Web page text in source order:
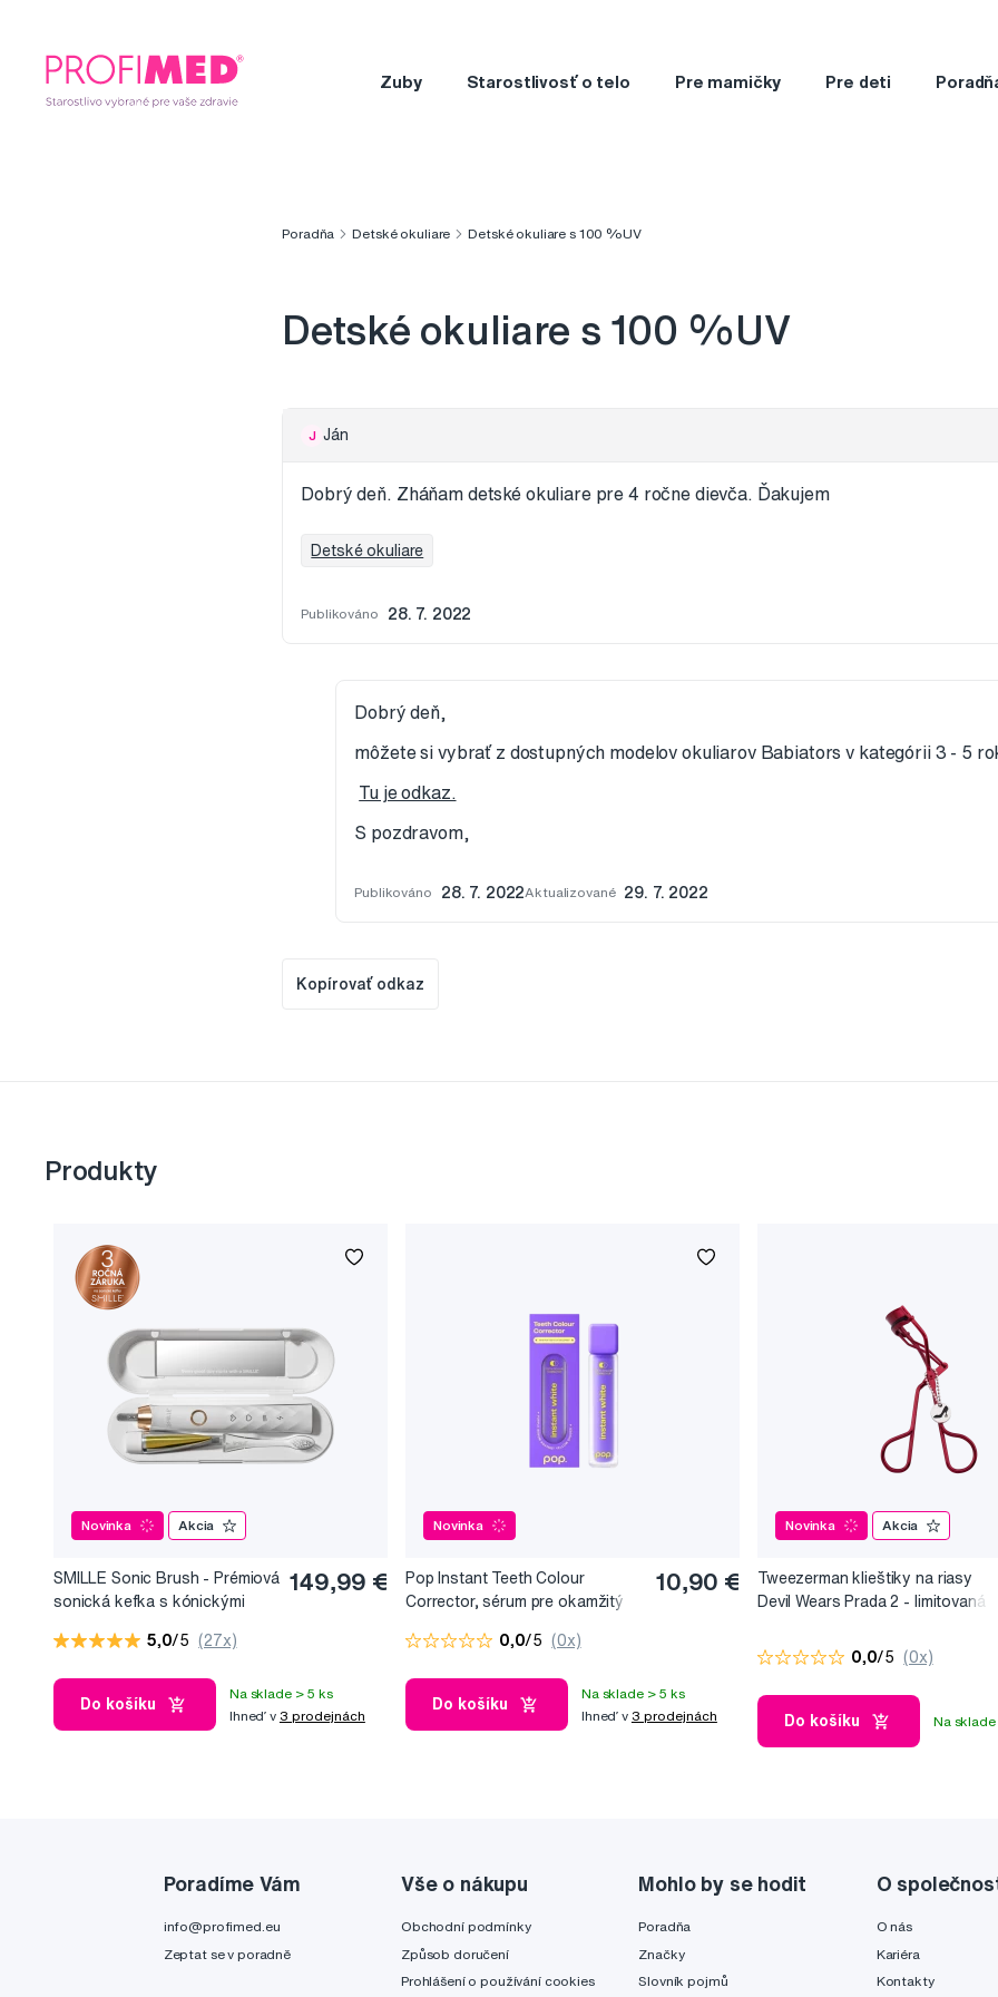
Zuby Starostlivosť o telo Pre mamičky Pre deti
Poradňa Detské okuliare Detské okuliare s 100 %UV
Detské okuliare s 100 %UV
J Ján
Dobrý deň. Zháňam detské okuliare pre 4 ročne dievča. Ďakujem
Detské okuliare
Publikováno 28. 7. 2022
Dobrý deň,
môžete si vybrať z dostupných modelov okuliarov Babiators v kategórii 3 - 5
Tu je odkaz.
S pozdravom,
Publikováno 28. 7. 2022Aktualizované 29. 7. 2022
Kopírovať odkaz
Produkty
Novinka Akcia
SMILLE Sonic Brush - Prémiová
sonická kefka s kónickými
149,99 €
5,0/5 (27x)
Do košíku
Na sklade > 5 ks
Ihneď v 3 prodejnách
Novinka
Pop Instant Teeth Colour
Corrector, sérum pre okamžitý
10,90 €
0,0/5 (0x)
Do košíku
Na sklade > 5 ks
Ihneď v 3 prodejnách
Novinka Akcia
Tweezerman klieštiky na riasy
Devil Wears Prada 2 - limitovaná
0,0/5 (0x)
Do košíku Na
Poradíme Vám
info@profimed.eu
Zeptat se v poradně
Vše o nákupu
Obchodní podmínky
Způsob doručení
Prohlášení o používání cookies
Mohlo by se hodit
Poradňa
Značky
Slovník pojmů
O
O nás
Kariéra
Kontakty